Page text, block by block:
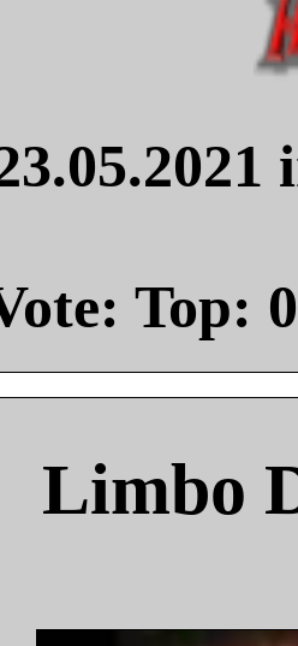
Top: 0
Limbo